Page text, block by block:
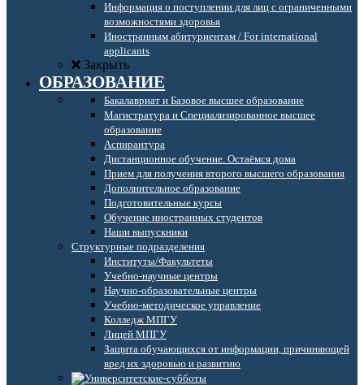
Информация о поступлении для лиц с ограниченными
возможностями здоровья
Иностранным абитуриентам / For international
applicants
Закрыть
ОБРАЗОВАНИЕ
Бакалавриат и Базовое высшее образование
Магистратура и Специализированное высшее
образование
Аспирантура
Дистанционное обучение. Остаёмся дома
Прием для получения второго высшего образования
Дополнительное образование
Подготовительные курсы
Обучение иностранных студентов
Наши выпускники
Структурные подразделения
Институты/Факультеты
Учебно-научные центры
Научно-образовательные центры
Учебно-методическое управление
Колледж МПГУ
Лицей МПГУ
Защита обучающихся от информации, причиняющей
вред их здоровью и развитию